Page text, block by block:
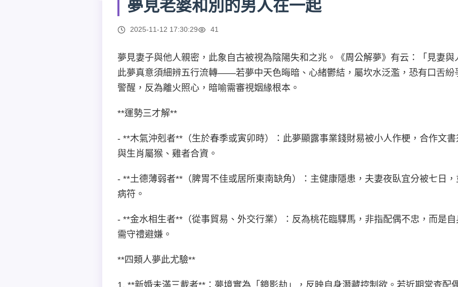
夢見老婆和別的男人在一起
2025-11-12 17:30:29 41
夢見妻子與他人親密，此象自古被視為陰陽失和之兆。《周公解夢》有云：「見妻
此夢真意須細辨五行流轉——若夢中天色晦暗、心緒鬱結，屬坎水泛濫，恐有口舌紛
警醒，反為離火照心，暗喻需審視姻緣根本。
**運勢三才解**
- **木氣沖剋者**（生於春季或寅卯時）：此夢顯露事業錢財易被小人作梗，合作文
與生肖屬猴、雞者合資。
- **土德薄弱者**（脾胃不佳或居所東南缺角）：主健康隱患，夫妻夜臥宜分被七日
病符。
- **金水相生者**（從事貿易、外交行業）：反為桃花臨驛馬，非指配偶不忠，而是
需守禮避嫌。
**四類人夢此尤驗**
1. **新婚未滿三載者**：夢境實為「鏡影劫」，反映自身潛藏控制欲。若近期常查配